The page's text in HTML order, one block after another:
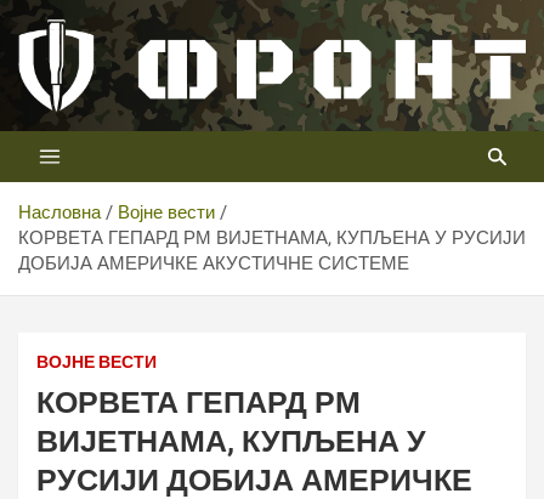
Скип
цонтент
Телевизија ФРОНТ
Први војни канал у Србији
Насловна
Војне вести
КОРВЕТА ГЕПАРД РМ ВИЈЕТНАМА, КУПЉЕНА У РУСИЈИ
ДОБИЈА АМЕРИЧКЕ АКУСТИЧНЕ СИСТЕМЕ
ВОЈНЕ ВЕСТИ
КОРВЕТА ГЕПАРД РМ
ВИЈЕТНАМА, КУПЉЕНА У
РУСИЈИ ДОБИЈА АМЕРИЧКЕ